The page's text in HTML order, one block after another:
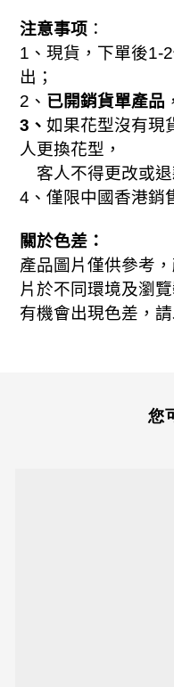
注意事项 ：
1 、現貨，下單後1-2
出；
2 、 已開銷貨單產品 ，
3 、 如果花型沒有現
人更換花型，
客人不得更改或退
4 、僅限中國香港銷
關於色差：
產品圖片僅供參考
片於不同環境及瀏
有機會出現色差，
您